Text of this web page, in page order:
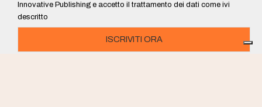
Innovative Publishing e accetto il trattamento dei dati come ivi
descritto
ISCRIVITI ORA